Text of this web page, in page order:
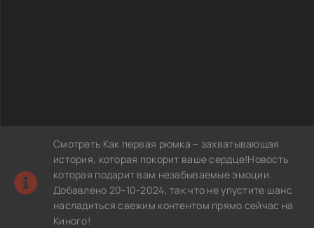
Смотреть Как первая рюмка – захватывающая
история, которая покорит ваше сердце!Новость
которая подарит вам незабываемые эмоции.
Добавлено 20-10-2024, так что не упустите шанс
насладиться свежим контентом прямо сейчас на
Киного!